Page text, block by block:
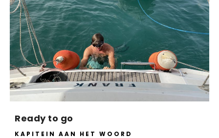
Ready to go
KAPITEIN AAN HET WOORD